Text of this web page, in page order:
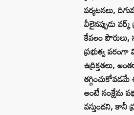
పర్యటనలు,
వీలైనప్పుడు
కేవలం
ప్రభుత్వ
ఉద్రిక్తతలు,
తగ్గించుకోవడమే
అంటే సంక్షేమ
వస్తుందని, కానీ